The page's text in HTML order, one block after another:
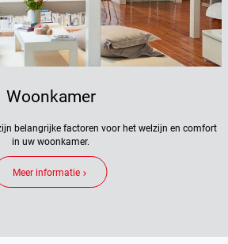
Woonkamer
belangrijke factoren voor het welzijn en comfort
in uw woonkamer.
Meer informatiekeyboard_arrow_right